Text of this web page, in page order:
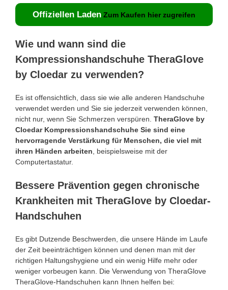
Offiziellen Laden Zum Kaufen hier zugreifen
Wie und wann sind die
Kompressionshandschuhe TheraGlove
by Cloedar zu verwenden?
Es ist offensichtlich, dass sie wie alle anderen Handschuhe
verwendet werden und Sie sie jederzeit verwenden können,
nicht nur, wenn Sie Schmerzen verspüren. TheraGlove by
Cloedar Kompressionshandschuhe Sie sind eine
hervorragende Verstärkung für Menschen, die viel mit
ihren Händen arbeiten , beispielsweise mit der
Computertastatur.
Bessere Prävention gegen chronische
Krankheiten mit TheraGlove by Cloedar-
Handschuhen
Es gibt Dutzende Beschwerden, die unsere Hände im Laufe
der Zeit beeinträchtigen können und denen man mit der
richtigen Haltungshygiene und ein wenig Hilfe mehr oder
weniger vorbeugen kann. Die Verwendung von TheraGlove
TheraGlove-Handschuhen kann Ihnen helfen bei: